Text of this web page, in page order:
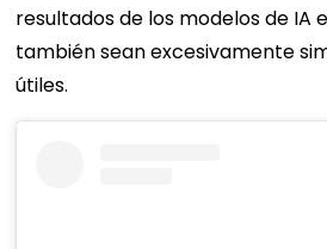
resultados de los modelos de IA
también sean excesivamente
útiles.